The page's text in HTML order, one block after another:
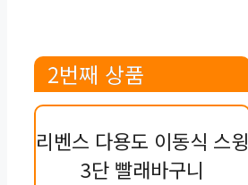
2번째 상품
리벤스 다용도 이동식 스윙
3단 빨래바구니